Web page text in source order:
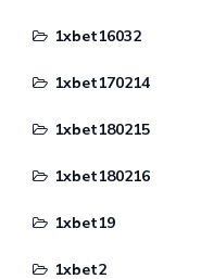
1xbet16032
1xbet170214
1xbet180215
1xbet180216
1xbet19
1xbet2